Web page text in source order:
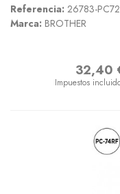
Referencia: 26783-
Marca: BROTHER
Precio32,40
Impuestos